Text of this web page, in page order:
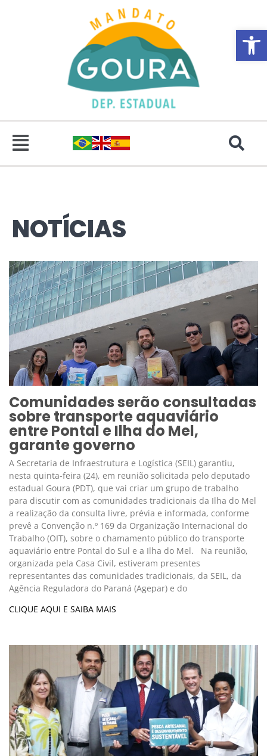
Abrir
NOTÍCIAS
Comunidades serão consultadas
sobre transporte aquaviário
entre Pontal e Ilha do Mel,
garante governo
A Secretaria de Infraestrutura e Logística (SEIL) garantiu,
nesta quinta-feira (24), em reunião solicitada pelo deputado
estadual Goura (PDT), que vai criar um grupo de trabalho
para discutir com as comunidades tradicionais da Ilha do Mel
a realização da consulta livre, prévia e informada, conforme
prevê a Convenção n.º 169 da Organização Internacional do
Trabalho (OIT), sobre o chamamento público do transporte
aquaviário entre Pontal do Sul e a Ilha do Mel. Na reunião,
organizada pela Casa Civil, estiveram presentes
representantes das comunidades tradicionais, da SEIL, da
Agência Reguladora do Paraná (Agepar) e do
CLIQUE AQUI E SAIBA MAIS